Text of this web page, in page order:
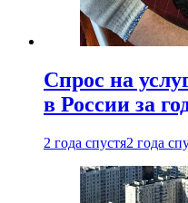
Спрос на
в России за
2 года спустя2 года